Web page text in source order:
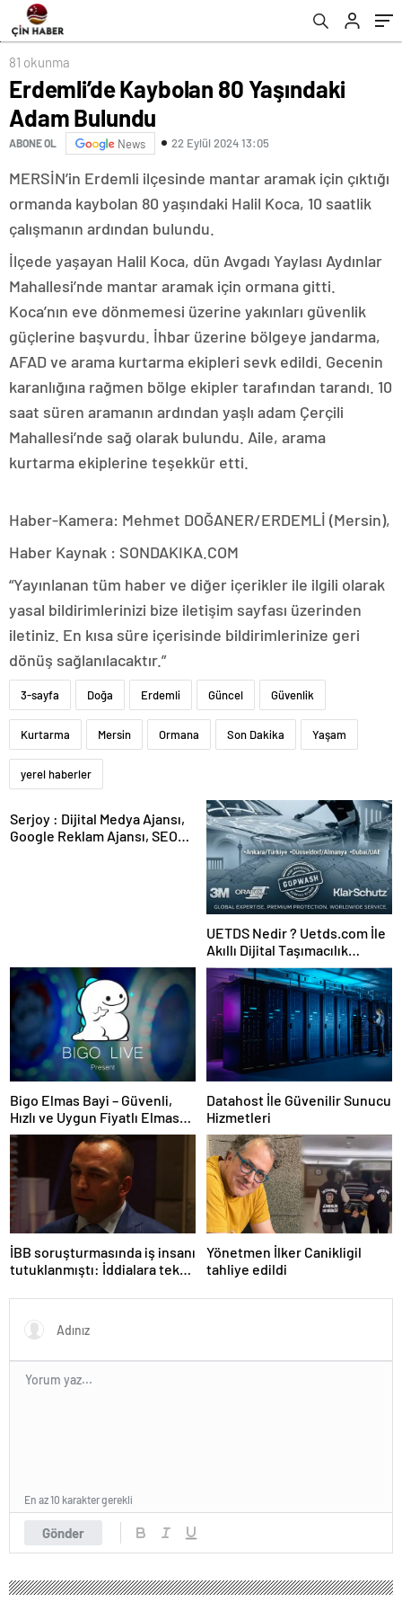
81 okunma
Erdemli’de Kaybolan 80 Yaşındaki
Adam Bulundu
ABONE OL News 22 Eylül 2024 13:05
MERSİN’in Erdemli ilçesinde mantar aramak için çıktığı
ormanda kaybolan 80 yaşındaki Halil Koca, 10 saatlik
çalışmanın ardından bulundu.
İlçede yaşayan Halil Koca, dün Avgadı Yaylası Aydınlar
Mahallesi’nde mantar aramak için ormana gitti.
Koca’nın eve dönmemesi üzerine yakınları güvenlik
güçlerine başvurdu. İhbar üzerine bölgeye jandarma,
AFAD ve arama kurtarma ekipleri sevk edildi. Gecenin
karanlığına rağmen bölge ekipler tarafından tarandı. 10
saat süren aramanın ardından yaşlı adam Çerçili
Mahallesi’nde sağ olarak bulundu. Aile, arama
kurtarma ekiplerine teşekkür etti.
Haber-Kamera: Mehmet DOĞANER/ERDEMLİ (Mersin),
Haber Kaynak : SONDAKIKA.COM
“Yayınlanan tüm haber ve diğer içerikler ile ilgili olarak
yasal bildirimlerinizi bize iletişim sayfası üzerinden
iletiniz. En kısa süre içerisinde bildirimlerinize geri
dönüş sağlanılacaktır.”
3-sayfa Doğa Erdemli Güncel Güvenlik
Kurtarma Mersin Ormana Son Dakika Yaşam
yerel haberler
Serjoy : Dijital Medya Ajansı,
Google Reklam Ajansı, SEO
UETDS Nedir ? Uetds.com İle
Akıllı Dijital Taşımacılık
Yazılımı
Bigo Elmas Bayi – Güvenli,
Hızlı ve Uygun Fiyatlı Elmas
Satın Almanın Yeni Adresi
Datahost İle Güvenilir Sunucu
Hizmetleri
İBB soruşturmasında iş insanı
tutuklanmıştı: İddialara tek
Yönetmen İlker Canikligil
tahliye edildi
Gönder
En az 10 karakter gerekli